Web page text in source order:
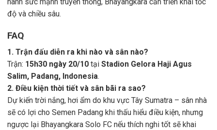
độ và chiều sâu.
FAQ
1. Trận đấu diễn ra khi nào và sân nào?
Trận: 15h30 ngày 20/10 tại Stadion Gelora Haji Agus
Salim, Padang, Indonesia.
2. Điều kiện thời tiết và sân bãi ra sao?
Dự kiến trời nắng, hơi ẩm do khu vực Tây Sumatra – sân nhà
sẽ có lợi cho Semen Padang khi thấu hiểu điều kiện, nhưng
ngược lại Bhayangkara Solo FC nếu thích nghi tốt sẽ khai